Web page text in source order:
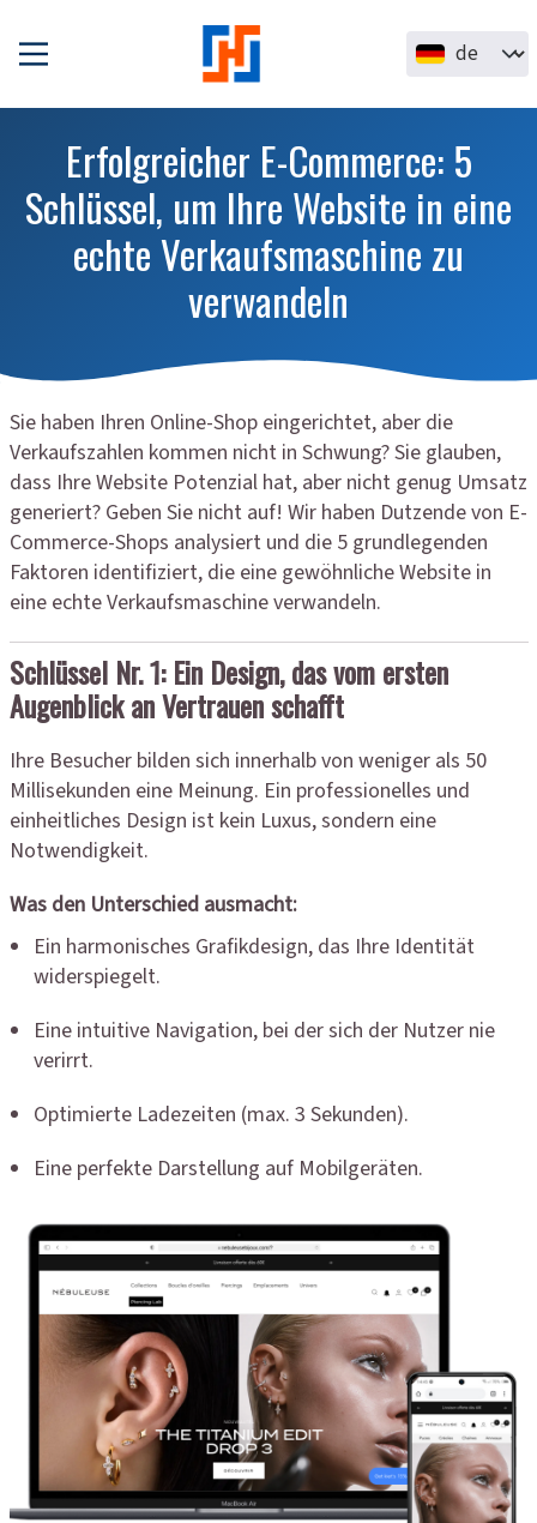
Select your
Erfolgreicher E-Commerce: 5
Schlüssel, um Ihre Website in eine
echte Verkaufsmaschine zu
verwandeln
Sie haben Ihren Online-Shop eingerichtet, aber die
Verkaufszahlen kommen nicht in Schwung? Sie glauben,
dass Ihre Website Potenzial hat, aber nicht genug Umsatz
generiert? Geben Sie nicht auf! Wir haben Dutzende von E-
Commerce-Shops analysiert und die 5 grundlegenden
Faktoren identifiziert, die eine gewöhnliche Website in
eine echte Verkaufsmaschine verwandeln.
Schlüssel Nr. 1: Ein Design, das vom ersten
Augenblick an Vertrauen schafft
Ihre Besucher bilden sich innerhalb von weniger als 50
Millisekunden eine Meinung. Ein professionelles und
einheitliches Design ist kein Luxus, sondern eine
Notwendigkeit.
Was den Unterschied ausmacht:
Ein harmonisches Grafikdesign, das Ihre Identität
widerspiegelt.
Eine intuitive Navigation, bei der sich der Nutzer nie
verirrt.
Optimierte Ladezeiten (max. 3 Sekunden).
Eine perfekte Darstellung auf Mobilgeräten.